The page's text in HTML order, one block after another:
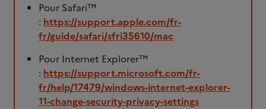
Pour Safari™
: https://support.apple.com/fr-
fr/guide/safari/sfri35610/mac
Pour Internet Explorer™
: https://support.microsoft.com/fr-
fr/help/17479/windows-internet-explorer-
11-change-security-privacy-settings